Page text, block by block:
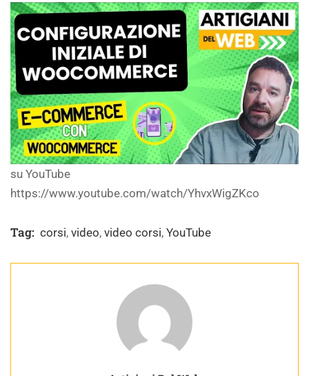
su YouTube
https://www.youtube.com/watch/YhvxWigZKco
Tag: corsi, video, video corsi, YouTube